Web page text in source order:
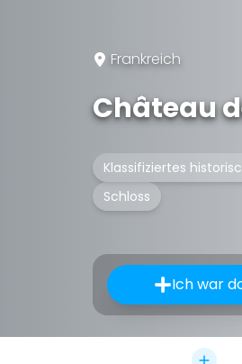
Frankreich
Château
Klassifiziertes
Schloss
Ich war